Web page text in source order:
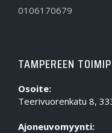
0106170679
TAMPEREEN
Osoite:
Teerivuorenkatu 8,
Ajoneuvomyynti: